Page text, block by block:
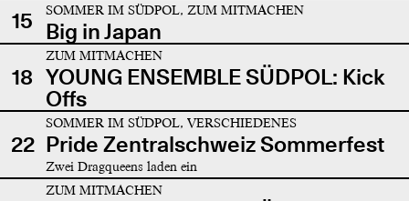
15
SOMMER IM SÜDPOL, ZUM MITMACHEN
Big in Japan
18
ZUM MITMACHEN
YOUNG ENSEMBLE SÜDPOL: Kick
Offs
22
SOMMER IM SÜDPOL, VERSCHIEDENES
Pride Zentralschweiz Sommerfest
Zwei Dragqueens laden ein
ZUM MITMACHEN